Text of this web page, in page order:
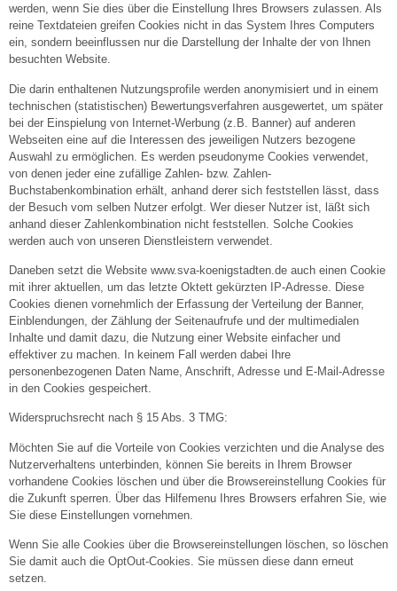
werden, wenn Sie dies über die Einstellung Ihres Browsers zulassen. Als
reine Textdateien greifen Cookies nicht in das System Ihres Computers
ein, sondern beeinflussen nur die Darstellung der Inhalte der von Ihnen
besuchten Website.
Die darin enthaltenen Nutzungsprofile werden anonymisiert und in einem
technischen (statistischen) Bewertungsverfahren ausgewertet, um später
bei der Einspielung von Internet-Werbung (z.B. Banner) auf anderen
Webseiten eine auf die Interessen des jeweiligen Nutzers bezogene
Auswahl zu ermöglichen. Es werden pseudonyme Cookies verwendet,
von denen jeder eine zufällige Zahlen- bzw. Zahlen-
Buchstabenkombination erhält, anhand derer sich feststellen lässt, dass
der Besuch vom selben Nutzer erfolgt. Wer dieser Nutzer ist, läßt sich
anhand dieser Zahlenkombination nicht feststellen. Solche Cookies
werden auch von unseren Dienstleistern verwendet.
Daneben setzt die Website www.sva-koenigstadten.de auch einen Cookie
mit ihrer aktuellen, um das letzte Oktett gekürzten IP-Adresse. Diese
Cookies dienen vornehmlich der Erfassung der Verteilung der Banner,
Einblendungen, der Zählung der Seitenaufrufe und der multimedialen
Inhalte und damit dazu, die Nutzung einer Website einfacher und
effektiver zu machen. In keinem Fall werden dabei Ihre
personenbezogenen Daten Name, Anschrift, Adresse und E-Mail-Adresse
in den Cookies gespeichert.
Widerspruchsrecht nach § 15 Abs. 3 TMG:
Möchten Sie auf die Vorteile von Cookies verzichten und die Analyse des
Nutzerverhaltens unterbinden, können Sie bereits in Ihrem Browser
vorhandene Cookies löschen und über die Browsereinstellung Cookies für
die Zukunft sperren. Über das Hilfemenu Ihres Browsers erfahren Sie, wie
Sie diese Einstellungen vornehmen.
Wenn Sie alle Cookies über die Browsereinstellungen löschen, so löschen
Sie damit auch die OptOut-Cookies. Sie müssen diese dann erneut
setzen.